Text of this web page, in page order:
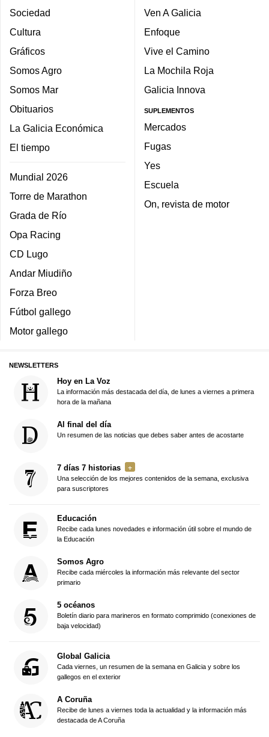
Sociedad
Cultura
Gráficos
Somos Agro
Somos Mar
Obituarios
La Galicia Económica
El tiempo
Mundial 2026
Torre de Marathon
Grada de Río
Opa Racing
CD Lugo
Andar Miudiño
Forza Breo
Fútbol gallego
Motor gallego
Ven A Galicia
Enfoque
Vive el Camino
La Mochila Roja
Galicia Innova
SUPLEMENTOS
Mercados
Fugas
Yes
Escuela
On, revista de motor
NEWSLETTERS
Hoy en La Voz
La información más destacada del día, de lunes a viernes a primera
hora de la mañana
Al final del día
Un resumen de las noticias que debes saber antes de acostarte
7 días 7 historias
Una selección de los mejores contenidos de la semana, exclusiva
para suscriptores
Educación
Recibe cada lunes novedades e información útil sobre el mundo de
la Educación
Somos Agro
Recibe cada miércoles la información más relevante del sector
primario
5 océanos
Boletín diario para marineros en formato comprimido (conexiones de
baja velocidad)
Global Galicia
Cada viernes, un resumen de la semana en Galicia y sobre los
gallegos en el exterior
A Coruña
Recibe de lunes a viernes toda la actualidad y la información más
destacada de A Coruña